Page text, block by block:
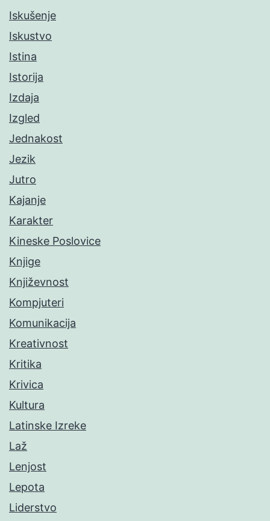
Iskušenje
Iskustvo
Istina
Istorija
Izdaja
Izgled
Jednakost
Jezik
Jutro
Kajanje
Karakter
Kineske Poslovice
Knjige
Književnost
Kompjuteri
Komunikacija
Kreativnost
Kritika
Krivica
Kultura
Latinske Izreke
Laž
Lenjost
Lepota
Liderstvo